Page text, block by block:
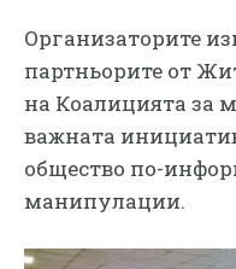
​Организаторите
партньорите от
на Коалицията за
важната
общество по-
манипулации.